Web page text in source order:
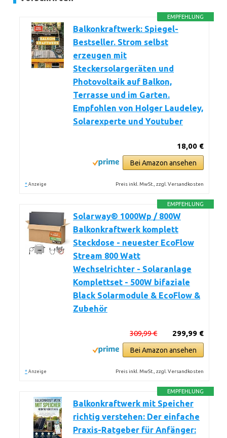
EMPFEHLUNG
Balkonkraftwerk: Spiegel-
Bestseller. Strom selbst
erzeugen mit
Steckersolargeräten und
Photovoltaik auf Balkon,
Terrasse und im Garten.
Empfohlen von Holger Laudeley,
Solarexperte und Youtuber
18,00 €
Bei Amazon ansehen
* Anzeige Preis inkl. MwSt., zzgl. Versandkosten
EMPFEHLUNG
Solarway® 1000Wp / 800W
Balkonkraftwerk komplett
Steckdose - neuester EcoFlow
Stream 800 Watt
Wechselrichter - Solaranlage
Komplettset - 500W bifaziale
Black Solarmodule & EcoFlow &
Zubehör
299,99 €
309,99 €
Bei Amazon ansehen
* Anzeige Preis inkl. MwSt., zzgl. Versandkosten
EMPFEHLUNG
Balkonkraftwerk mit Speicher
richtig verstehen: Der einfache
Praxis-Ratgeber für Anfänger: